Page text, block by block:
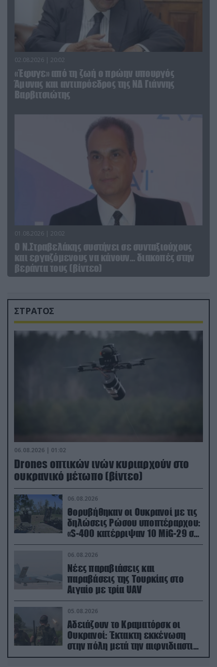
02.08.2026 | 20:02
«Έφυγε» από τη ζωή ο πρώην υπουργός
Άμυνας και αντιπρόεδρος της ΝΔ Γιάννης
Βαρβιτσιώτης
01.08.2026 | 20:02
Ο Ν.Στραβελάκης συστήνει σε συνταξιούχους
και εργαζόμενους να κάνουν… διακοπές στην
βεράντα τους (βίντεο)
ΣΤΡΑΤΟΣ
06.08.2026 | 01:02
Drones οπτικών ινών κυριαρχούν στο
ουκρανικό μέτωπο (βίντεο)
06.08.2026
Θορυβήθηκαν οι Ουκρανοί με τις
δηλώσεις Ρώσου υποπτέραρχου:
«S-400 κατέρριψαν 10 MiG-29 σε
μόλις μια μέρα!»
06.08.2026
Νέες παραβιάσεις και
παραβάσεις της Τουρκίας στο
Αιγαίο με τρία UAV
05.08.2026
Αδειάζουν το Κραματόρσκ οι
Ουκρανοί: Έκτακτη εκκένωση
στην πόλη μετά την αιφνιδιαστική
προώθηση των Ρώσων (βίντεο)